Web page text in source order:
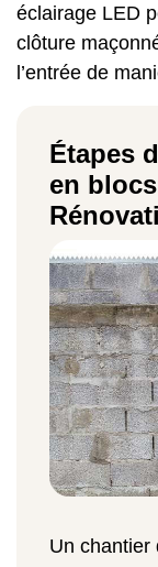
éclairage LED
clôture
l’entrée de
Étapes
en
Un chantier